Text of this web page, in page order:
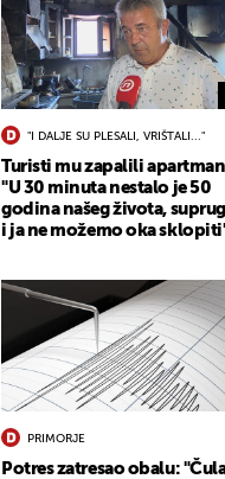
"I DALJE SU PLESALI, VRIŠTALI..."
Turisti mu zapalili
"U 30 minuta nestalo je 50
godina našeg života,
i ja ne možemo oka
PRIMORJE
Potres zatresao obalu: